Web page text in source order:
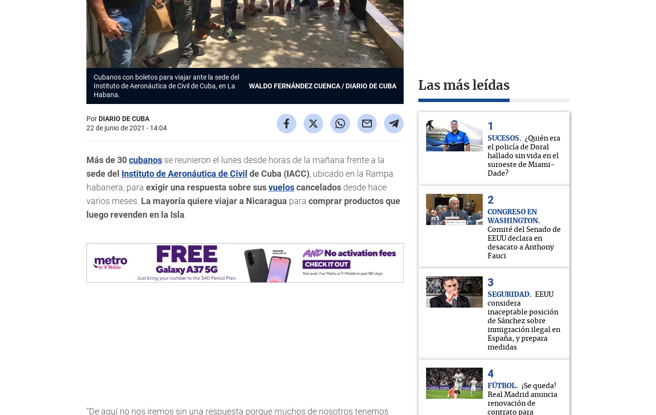
Cubanos con boletos para viajar ante la sede del
Instituto de Aeronáutica de Civil de Cuba, en La
Habana.
WALDO FERNÁNDEZ CUENCA / DIARIO DE CUBA
PorDIARIO DE CUBA
22 de junio de 2021 - 14:04
Más de 30cubanos se reunieron el lunes desde horas de la mañana frente a la
sede del Instituto de Aeronáutica de Civil de Cuba (IACC), ubicado en la Rampa
habanera, para exigir una respuesta sobre susvueloscancelados desde hace
varios meses. La mayoría quiere viajar a Nicaragua para comprar productos que
luego revenden en la Isla.
"De aquí no nos iremos sin una respuesta porque muchos de nosotros tenemos
Las más leídas
SUCESOS
¿Quién era
el policía de Doral
hallado sin vida en el
suroeste de Miami-
Dade?
CONGRESO EN
WASHINGTON
Comité del Senado de
EEUU declara en
desacato a Anthony
Fauci
SEGURIDAD
EEUU
considera
inaceptable posición
de Sánchez sobre
inmigración ilegal en
España, y prepara
medidas
FÚTBOL
¡Se queda!
Real Madrid anuncia
renovación de
contrato para